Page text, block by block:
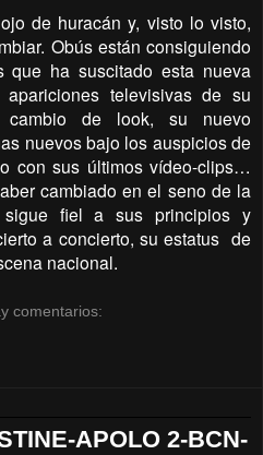
de huracán y, visto lo visto,
Obús están consiguiendo
que ha suscitado esta nueva
televisivas de su
cambio de look, su nuevo
nuevos bajo los auspicios de
con sus últimos vídeo-clips…
cambiado en el seno de la
sigue fiel a sus principios y
a concierto, su estatus de
nacional.
comentarios:
APOLO 2-BCN-